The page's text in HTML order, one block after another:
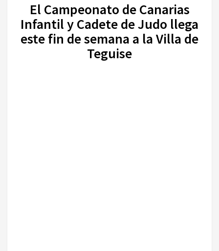
El Campeonato de Canarias
Infantil y Cadete de Judo llega
este fin de semana a la Villa de
Teguise